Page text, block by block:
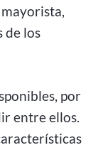
de los
por
entre ellos.